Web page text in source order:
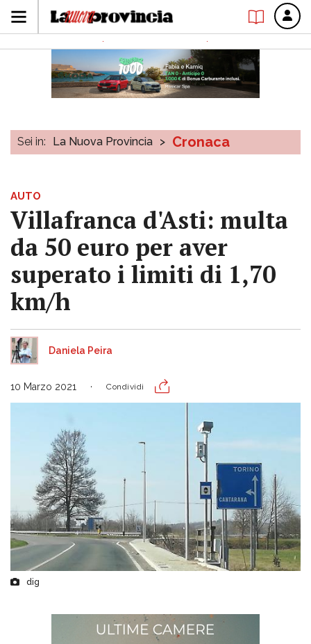
Sei in: La Nuova Provincia > Cronaca
AUTO
Villafranca d'Asti: multa
da 50 euro per aver
superato i limiti di 1,70
km/h
Daniela Peira
10 Marzo 2021 Condividi
dig